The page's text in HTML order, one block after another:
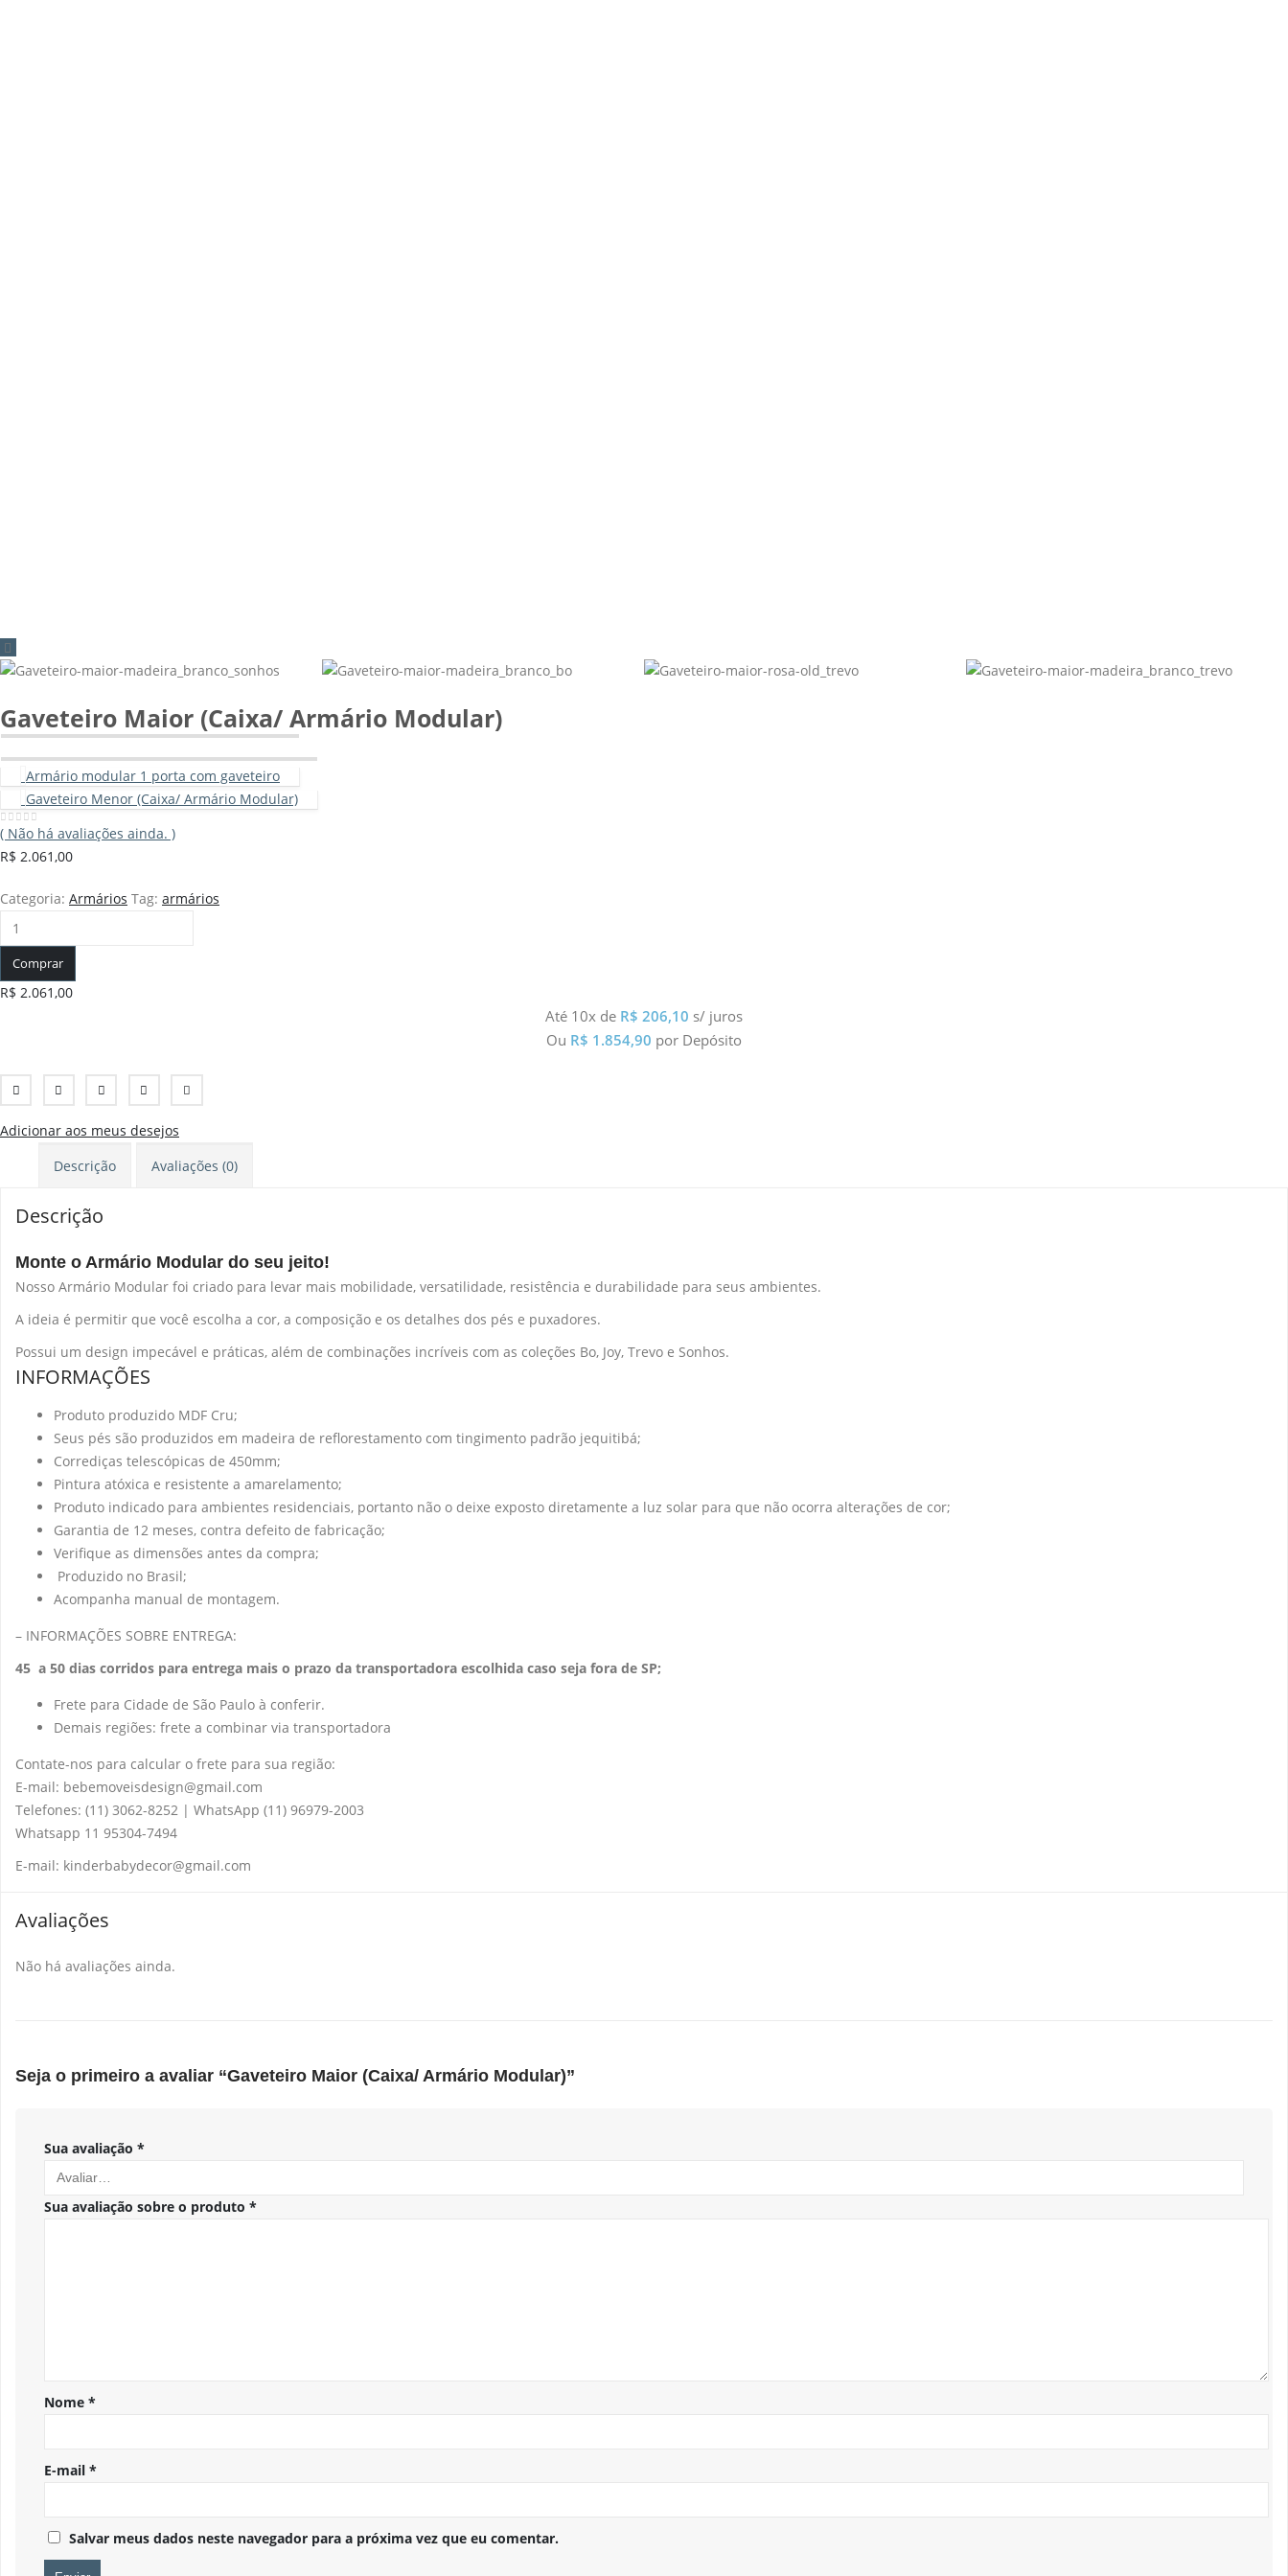
Gaveteiro Maior (Caixa/ Armário Modular)
Armário modular 1 porta com gaveteiro
Gaveteiro Menor (Caixa/ Armário Modular)
0 out of 5
( Não há avaliações ainda. )
R$ 2.061,00
Categoria: Armários Tag: armários
Comprar
R$ 2.061,00
Até 10x de R$ 206,10 s/ juros
Ou R$ 1.854,90 por Depósito
Adicionar aos meus desejos
Descrição
Avaliações (0)
Descrição
Monte o Armário Modular do seu jeito!
Nosso Armário Modular foi criado para levar mais mobilidade, versatilidade, resistência e durabilidade para seus ambientes.
A ideia é permitir que você escolha a cor, a composição e os detalhes dos pés e puxadores.
Possui um design impecável e práticas, além de combinações incríveis com as coleções Bo, Joy, Trevo e Sonhos.
INFORMAÇÕES
Produto produzido MDF Cru;
Seus pés são produzidos em madeira de reflorestamento com tingimento padrão jequitibá;
Corrediças telescópicas de 450mm;
Pintura atóxica e resistente a amarelamento;
Produto indicado para ambientes residenciais, portanto não o deixe exposto diretamente a luz solar para que não ocorra alterações de cor;
Garantia de 12 meses, contra defeito de fabricação;
Verifique as dimensões antes da compra;
Produzido no Brasil;
Acompanha manual de montagem.
– INFORMAÇÕES SOBRE ENTREGA:
45 a 50 dias corridos para entrega mais o prazo da transportadora escolhida caso seja fora de SP;
Frete para Cidade de São Paulo à conferir.
Demais regiões: frete a combinar via transportadora
Contate-nos para calcular o frete para sua região:
E-mail: bebemoveisdesign@gmail.com
Telefones: (11) 3062-8252 | WhatsApp (11) 96979-2003
Whatsapp 11 95304-7494
E-mail: kinderbabydecor@gmail.com
Avaliações
Não há avaliações ainda.
Seja o primeiro a avaliar “Gaveteiro Maior (Caixa/ Armário Modular)”
Sua avaliação *
Sua avaliação sobre o produto *
Nome *
E-mail *
Salvar meus dados neste navegador para a próxima vez que eu comentar.